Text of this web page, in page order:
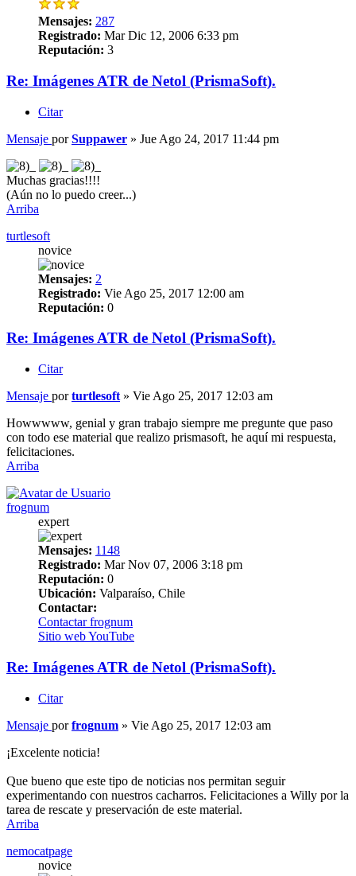
Mensajes: 287
Registrado: Mar Dic 12, 2006 6:33 pm
Reputación: 3
Re: Imágenes ATR de Netol (PrismaSoft).
Citar
Mensaje porSuppawer » Jue Ago 24, 2017 11:44 pm
Muchas gracias!!!!
(Aún no lo puedo creer...)
Arriba
turtlesoft
novice
Mensajes: 2
Registrado: Vie Ago 25, 2017 12:00 am
Reputación: 0
Re: Imágenes ATR de Netol (PrismaSoft).
Citar
Mensaje porturtlesoft » Vie Ago 25, 2017 12:03 am
Howwwww, genial y gran trabajo siempre me pregunte que paso
con todo ese material que realizo prismasoft, he aquí mi respuesta,
felicitaciones.
Arriba
frognum
expert
Mensajes: 1148
Registrado: Mar Nov 07, 2006 3:18 pm
Reputación: 0
Ubicación: Valparaíso, Chile
Contactar:
Contactar frognum
Sitio webYouTube
Re: Imágenes ATR de Netol (PrismaSoft).
Citar
Mensaje porfrognum » Vie Ago 25, 2017 12:03 am
¡Excelente noticia!
Que bueno que este tipo de noticias nos permitan seguir
experimentando con nuestros cacharros. Felicitaciones a Willy por la
tarea de rescate y preservación de este material.
Arriba
nemocatpage
novice